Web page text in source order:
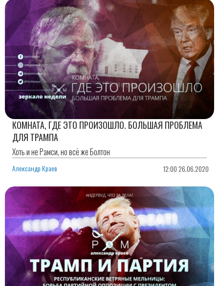
КОМНАТА, ГДЕ ЭТО ПРОИЗОШЛО. БОЛЬШАЯ ПРОБЛЕМА
ДЛЯ ТРАМПА
Хоть и не Рамси, но всё же Болтон
Александр Краев 12:00 26.06.2020